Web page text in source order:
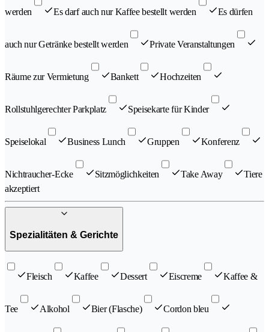
werden Es darf auch nur Kaffee bestellt werden Es dürfen
auch nur Getränke bestellt werden Private Veranstaltungen
Räume zur Vermietung Bankett Hochzeiten
Rollstuhlgerechter Parkplatz Speisekarte für Kinder
Speiselokal Business Lunch Gruppen Konferenz
Nichtraucher-Ecke Sitzmöglichkeiten Take Away
Tiere
akzeptiert
Spezialitäten & Gerichte
Fleisch Kaffee Dessert Eiscreme Kaffee &
Tee Alkohol Bier (Flasche) Cordon bleu